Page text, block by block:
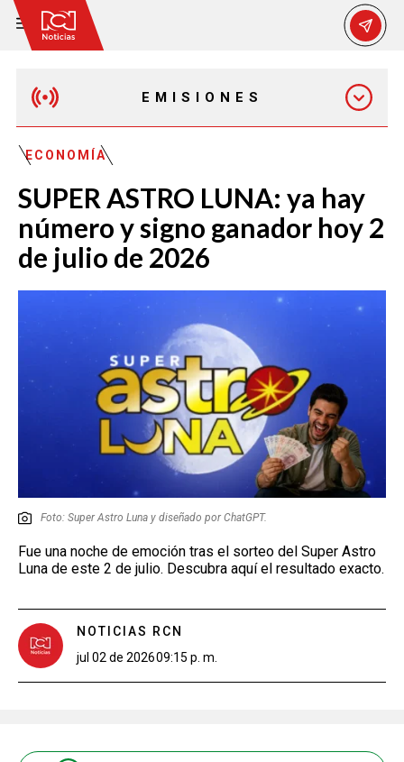
EMISIONES
EMISIÓN 12:30 PM
EMISIÓN 7:00 PM
EMISIÓN 11:30 PM
ECONOMÍA
SUPER ASTRO LUNA: ya hay
número y signo ganador hoy 2
de julio de 2026
Foto: Super Astro Luna y diseñado por ChatGPT.
Fue una noche de emoción tras el sorteo del Super Astro
Luna de este 2 de julio. Descubra aquí el resultado exacto.
NOTICIAS RCN
jul 02 de 202609:15 p. m.